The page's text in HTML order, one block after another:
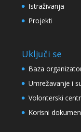
Istraživanja
Projekti
Uključi se
Baza
Umrežavanje i
Volonterski
Korisni